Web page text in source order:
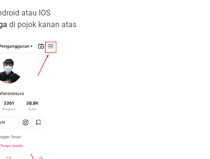
atau IOS
di pojok kanan atas